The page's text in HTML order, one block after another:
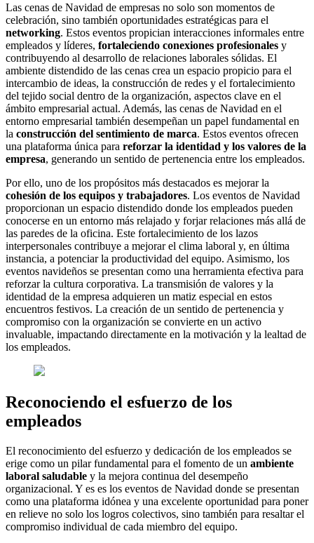
Las cenas de Navidad de empresas no solo son momentos de
celebración, sino también oportunidades estratégicas para el
networking. Estos eventos propician interacciones informales entre
empleados y líderes, fortaleciendo conexiones profesionales y
contribuyendo al desarrollo de relaciones laborales sólidas. El
ambiente distendido de las cenas crea un espacio propicio para el
intercambio de ideas, la construcción de redes y el fortalecimiento
del tejido social dentro de la organización, aspectos clave en el
ámbito empresarial actual. Además, las cenas de Navidad en el
entorno empresarial también desempeñan un papel fundamental en
la construcción del sentimiento de marca. Estos eventos ofrecen
una plataforma única para reforzar la identidad y los valores de la
empresa, generando un sentido de pertenencia entre los empleados.
Por ello, uno de los propósitos más destacados es mejorar la
cohesión de los equipos y trabajadores. Los eventos de Navidad
proporcionan un espacio distendido donde los empleados pueden
conocerse en un entorno más relajado y forjar relaciones más allá de
las paredes de la oficina. Este fortalecimiento de los lazos
interpersonales contribuye a mejorar el clima laboral y, en última
instancia, a potenciar la productividad del equipo. Asimismo, los
eventos navideños se presentan como una herramienta efectiva para
reforzar la cultura corporativa. La transmisión de valores y la
identidad de la empresa adquieren un matiz especial en estos
encuentros festivos. La creación de un sentido de pertenencia y
compromiso con la organización se convierte en un activo
invaluable, impactando directamente en la motivación y la lealtad de
los empleados.
Reconociendo el esfuerzo de los
empleados
El reconocimiento del esfuerzo y dedicación de los empleados se
erige como un pilar fundamental para el fomento de un ambiente
laboral saludable y la mejora continua del desempeño
organizacional. Y es es los eventos de Navidad donde se presentan
como una plataforma idónea y una excelente oportunidad para poner
en relieve no solo los logros colectivos, sino también para resaltar el
compromiso individual de cada miembro del equipo.